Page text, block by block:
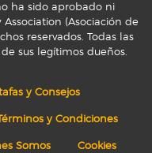
ha sido aprobado ni
(Asociación de
reservados. Todas las
sus legítimos dueños.
y Consejos
y Condiciones
Somos Cookies